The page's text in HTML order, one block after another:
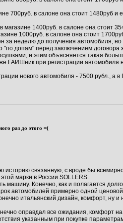
700руб. в салоне она стоит 1480руб
магазине 1400руб. в салоне она стоит
1000руб. в салоне она стоит
за неделю до получения автомобиля,
допам" перед заключением договора
и этим объясняется такая
ГАИШник при регистрации
нового автомобиля - 7500 рубл., а
раз до этого =(
историю связанную, с вроде бы
марки в России SOLLERS.
машину. Конечно, как и полагается
автомобилей примерно одной
итальянский дизайн, комфорт, ну
оправдал все ожидания, комфорт
указанным при покупке